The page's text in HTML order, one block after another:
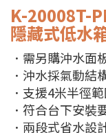
K-20008T-
隱藏式低水
．需另購沖水面
．沖水採氣動結
．支援4米半徑
．符合台下安裝
．兩段式省水